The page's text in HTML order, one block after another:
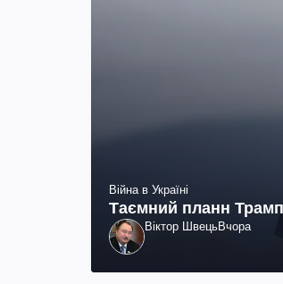
Війна в Україні
Таємний планн
Віктор ШвецьВчора